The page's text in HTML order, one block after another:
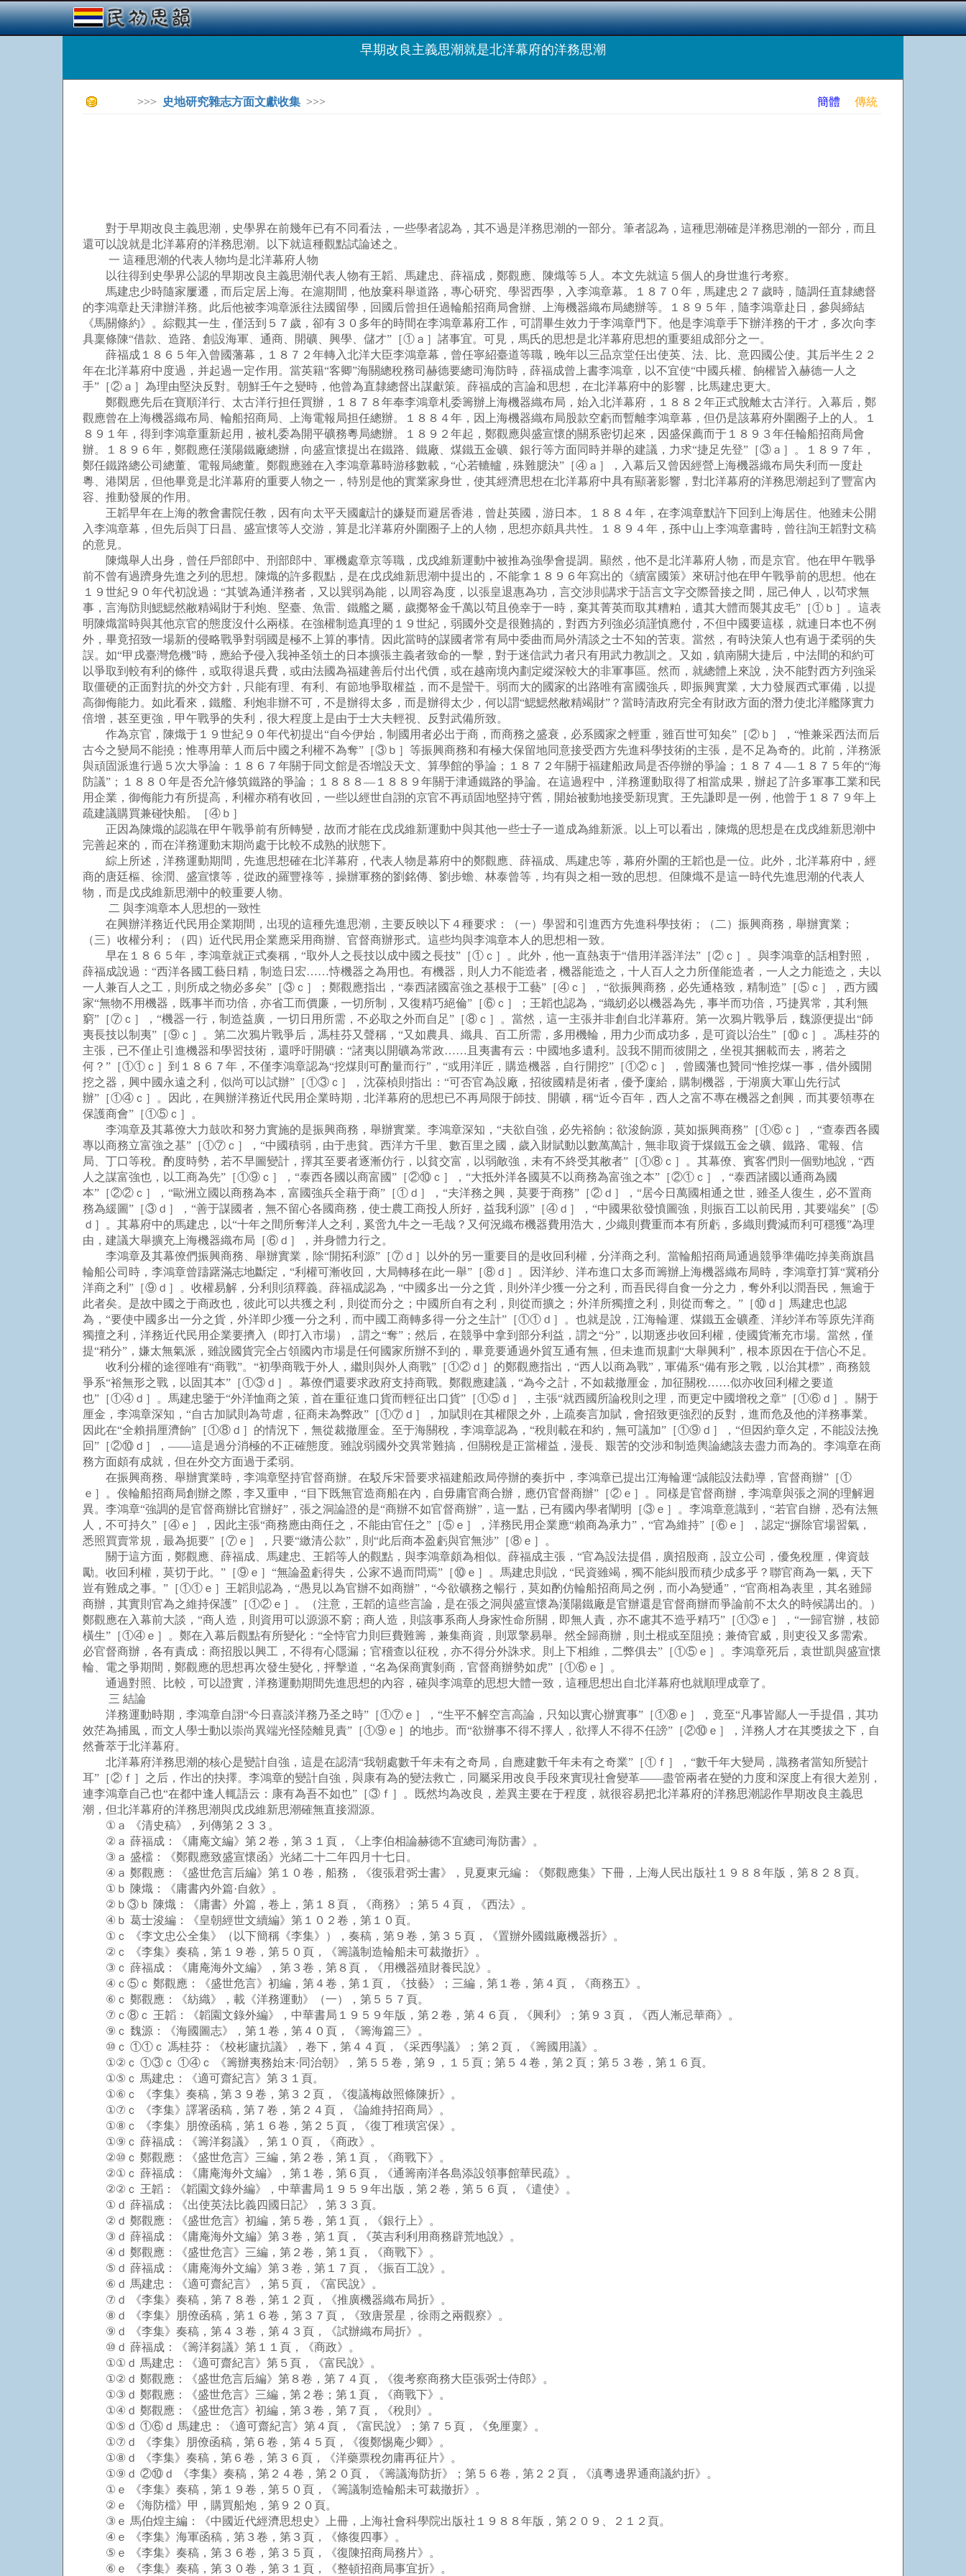
早期改良主義思潮就是北洋幕府的洋務思潮
>>> 史地研究雜志方面文獻收集 >>> 簡體 傳統
對于早期改良主義思潮，史學界在前幾年已有不同看法，一些學者認為，其不過是洋務思潮的一部分。筆者認為，這種思潮確是洋務思潮的一部分，而且
還可以說就是北洋幕府的洋務思潮。以下就這種觀點試論述之。
一 這種思潮的代表人物均是北洋幕府人物
以往得到史學界公認的早期改良主義思潮代表人物有王韜、馬建忠、薛福成，鄭觀應、陳熾等５人。本文先就這５個人的身世進行考察。
馬建忠少時隨家屢遷，而后定居上海。在滬期間，他放棄科舉道路，專心研究、學習西學，入李鴻章幕。１８７０年，馬建忠２７歲時，隨調任直隸總督
的李鴻章赴天津辦洋務。此后他被李鴻章派往法國留學，回國后曾担任過輪船招商局會辦、上海機器織布局總辦等。１８９５年，隨李鴻章赴日，參與締結
《馬關條約》。綜觀其一生，僅活到５７歲，卻有３０多年的時間在李鴻章幕府工作，可謂畢生效力于李鴻章門下。他是李鴻章手下辦洋務的干才，多次向李
具稟條陳“借款、造路、創設海軍、通商、開礦、興學、儲才”［①ａ］諸事宜。可見，馬氏的思想是北洋幕府思想的重要組成部分之一。
薛福成１８６５年入曾國藩幕，１８７２年轉入北洋大臣李鴻章幕，曾任寧紹臺道等職，晚年以三品京堂任出使英、法、比、意四國公使。其后半生２２
年在北洋幕府中度過，并起過一定作用。當英籍“客卿”海關總稅務司赫德要總司海防時，薛福成曾上書李鴻章，以不宜使“中國兵權、餉權皆入赫德一人之
手”［②ａ］為理由堅決反對。朝鮮壬午之變時，他曾為直隸總督出謀獻策。薛福成的言論和思想，在北洋幕府中的影響，比馬建忠更大。
鄭觀應先后在寶順洋行、太古洋行担任買辦，１８７８年奉李鴻章札委籌辦上海機器織布局，始入北洋幕府，１８８２年正式脫離太古洋行。入幕后，鄭
觀應曾在上海機器織布局、輪船招商局、上海電報局担任總辦。１８８４年，因上海機器織布局股款空虧而暫離李鴻章幕，但仍是該幕府外圍圈子上的人。１
８９１年，得到李鴻章重新起用，被札委為開平礦務粵局總辦。１８９２年起，鄭觀應與盛宣懷的關系密切起來，因盛保薦而于１８９３年任輪船招商局會
辦。１８９６年，鄭觀應任漢陽鐵廠總辦，向盛宣懷提出在鐵路、鐵廠、煤鐵五金礦、銀行等方面同時并舉的建議，力求“捷足先登”［③ａ］。１８９７年，
鄭任鐵路總公司總董、電報局總董。鄭觀應雖在入李鴻章幕時游移數載，“心若轆轤，殊難臆決”［④ａ］，入幕后又曾因經營上海機器織布局失利而一度赴
粵、港閑居，但他畢竟是北洋幕府的重要人物之一，特別是他的實業家身世，使其經濟思想在北洋幕府中具有顯著影響，對北洋幕府的洋務思潮起到了豐富內
容、推動發展的作用。
王韜早年在上海的教會書院任教，因有向太平天國獻計的嫌疑而避居香港，曾赴英國，游日本。１８８４年，在李鴻章默許下回到上海居住。他雖未公開
入李鴻章幕，但先后與丁日昌、盛宣懷等人交游，算是北洋幕府外圍圈子上的人物，思想亦頗具共性。１８９４年，孫中山上李鴻章書時，曾往詢王韜對文稿
的意見。
陳熾舉人出身，曾任戶部郎中、刑部郎中、軍機處章京等職，戊戌維新運動中被推為強學會提調。顯然，他不是北洋幕府人物，而是京官。他在甲午戰爭
前不曾有過躋身先進之列的思想。陳熾的許多觀點，是在戊戌維新思潮中提出的，不能拿１８９６年寫出的《續富國策》來研討他在甲午戰爭前的思想。他在
１９世紀９０年代初說過：“其號為通洋務者，又以巽弱為能，以周容為度，以張皇退惠為功，言交涉則講求于語言文字交際晉接之間，屈己伸人，以茍求無
事，言海防則鰓鰓然敝精竭財于利炮、堅臺、魚雷、鐵艦之屬，歲擲帑金千萬以茍且僥幸于一時，棄其菁英而取其糟粕，遺其大體而襲其皮毛”［①ｂ］。這表
明陳熾當時與其他京官的態度沒什么兩樣。在強權制造真理的１９世紀，弱國外交是很難搞的，對西方列強必須謹慎應付，不但中國要這樣，就連日本也不例
外，畢竟招致一場新的侵略戰爭對弱國是極不上算的事情。因此當時的謀國者常有局中委曲而局外清談之士不知的苦衷。當然，有時決策人也有過于柔弱的失
誤。如“甲戌臺灣危機”時，應給予侵入我神圣領土的日本擴張主義者致命的一擊，對于迷信武力者只有用武力教訓之。又如，鎮南關大捷后，中法間的和約可
以爭取到較有利的條件，或取得退兵費，或由法國為福建善后付出代價，或在越南境內劃定縱深較大的非軍事區。然而，就總體上來說，決不能對西方列強采
取僵硬的正面對抗的外交方針，只能有理、有利、有節地爭取權益，而不是蠻干。弱而大的國家的出路唯有富國強兵，即振興實業，大力發展西式軍備，以提
高御侮能力。如此看來，鐵艦、利炮非辦不可，不是辦得太多，而是辦得太少，何以謂“鰓鰓然敝精竭財”？當時清政府完全有財政方面的潛力使北洋艦隊實力
倍增，甚至更強，甲午戰爭的失利，很大程度上是由于士大夫輕視、反對武備所致。
作為京官，陳熾于１９世紀９０年代初提出“自今伊始，制國用者必出于商，而商務之盛衰，必系國家之輕重，雖百世可知矣”［②ｂ］，“惟兼采西法而后
古今之變局不能撓；惟專用華人而后中國之利權不為奪”［③ｂ］等振興商務和有極大保留地同意接受西方先進科學技術的主張，是不足為奇的。此前，洋務派
與頑固派進行過５次大爭論：１８６７年關于同文館是否增設天文、算學館的爭論；１８７２年關于福建船政局是否停辦的爭論；１８７４—１８７５年的“海
防議”；１８８０年是否允許修筑鐵路的爭論；１８８８—１８８９年關于津通鐵路的爭論。在這過程中，洋務運動取得了相當成果，辦起了許多軍事工業和民
用企業，御侮能力有所提高，利權亦稍有收回，一些以經世自詡的京官不再頑固地堅持守舊，開始被動地接受新現實。王先謙即是一例，他曾于１８７９年上
疏建議購買兼碰快船。［④ｂ］
正因為陳熾的認識在甲午戰爭前有所轉變，故而才能在戊戌維新運動中與其他一些士子一道成為維新派。以上可以看出，陳熾的思想是在戊戌維新思潮中
完善起來的，而在洋務運動末期尚處于比較不成熟的狀態下。
綜上所述，洋務運動期間，先進思想確在北洋幕府，代表人物是幕府中的鄭觀應、薛福成、馬建忠等，幕府外圍的王韜也是一位。此外，北洋幕府中，經
商的唐廷樞、徐潤、盛宣懷等，從政的羅豐祿等，操辦軍務的劉銘傳、劉步蟾、林泰曾等，均有與之相一致的思想。但陳熾不是這一時代先進思潮的代表人
物，而是戊戌維新思潮中的較重要人物。
二 與李鴻章本人思想的一致性
在興辦洋務近代民用企業期間，出現的這種先進思潮，主要反映以下４種要求：（一）學習和引進西方先進科學技術；（二）振興商務，舉辦實業；
（三）收權分利；（四）近代民用企業應采用商辦、官督商辦形式。這些均與李鴻章本人的思想相一致。
早在１８６５年，李鴻章就正式奏稱，“取外人之長技以成中國之長技”［①ｃ］。此外，他一直熱衷于“借用洋器洋法”［②ｃ］。與李鴻章的話相對照，
薛福成說過：“西洋各國工藝日精，制造日宏……恃機器之為用也。有機器，則人力不能造者，機器能造之，十人百人之力所僅能造者，一人之力能造之，夫以
一人兼百人之工，則所成之物必多矣”［③ｃ］；鄭觀應指出，“泰西諸國富強之基根于工藝”［④ｃ］，“欲振興商務，必先通格致，精制造”［⑤ｃ］，西方國
家“無物不用機器，既事半而功倍，亦省工而價廉，一切所制，又復精巧絕倫”［⑥ｃ］；王韜也認為，“織紉必以機器為先，事半而功倍，巧捷異常，其利無
窮”［⑦ｃ］，“機器一行，制造益廣，一切日用所需，不必取之外而自足”［⑧ｃ］。當然，這一主張并非創自北洋幕府。第一次鴉片戰爭后，魏源便提出“師
夷長技以制夷”［⑨ｃ］。第二次鴉片戰爭后，馮桂芬又聲稱，“又如農具、織具、百工所需，多用機輪，用力少而成功多，是可資以治生”［⑩ｃ］。馮桂芬的
主張，已不僅止引進機器和學習技術，還呼吁開礦：“諸夷以開礦為常政……且夷書有云：中國地多遺利。設我不開而彼開之，坐視其捆載而去，將若之
何？”［①①ｃ］到１８６７年，不僅李鴻章認為“挖煤則可酌量而行”，“或用洋匠，購造機器，自行開挖”［①②ｃ］，曾國藩也贊同“惟挖煤一事，借外國開
挖之器，興中國永遠之利，似尚可以試辦”［①③ｃ］，沈葆楨則指出：“可否官為設廠，招彼國精是術者，優予廩給，購制機器，于湖廣大軍山先行試
辦”［①④ｃ］。因此，在興辦洋務近代民用企業時期，北洋幕府的思想已不再局限于師技、開礦，稱“近今百年，西人之富不專在機器之創興，而其要領專在
保護商會”［①⑤ｃ］。
李鴻章及其幕僚大力鼓吹和努力實施的是振興商務，舉辦實業。李鴻章深知，“夫欲自強，必先裕餉；欲浚餉源，莫如振興商務”［①⑥ｃ］，“查泰西各國
專以商務立富強之基”［①⑦ｃ］，“中國積弱，由于患貧。西洋方千里、數百里之國，歲入財賦動以數萬萬計，無非取資于煤鐵五金之礦、鐵路、電報、信
局、丁口等稅。酌度時勢，若不早圖變計，擇其至要者逐漸仿行，以貧交富，以弱敵強，未有不終受其敝者”［①⑧ｃ］。其幕僚、賓客們則一個勁地說，“西
人之謀富強也，以工商為先”［①⑨ｃ］，“泰西各國以商富國”［②⑩ｃ］，“大抵外洋各國莫不以商務為富強之本”［②①ｃ］，“泰西諸國以通商為國
本”［②②ｃ］，“歐洲立國以商務為本，富國強兵全藉于商”［①ｄ］，“夫洋務之興，莫要于商務”［②ｄ］，“居今日萬國相通之世，雖圣人復生，必不置商
務為緩圖”［③ｄ］，“善于謀國者，無不留心各國商務，使士農工商投人所好，益我利源”［④ｄ］，“中國果欲發憤圖強，則振百工以前民用，其要端矣”［⑤
ｄ］。其幕府中的馬建忠，以“十年之間所奪洋人之利，奚啻九牛之一毛哉？又何況織布機器費用浩大，少織則費重而本有所虧，多織則費減而利可穩獲”為理
由，建議大舉擴充上海機器織布局［⑥ｄ］，并身體力行之。
李鴻章及其幕僚們振興商務、舉辦實業，除“開拓利源”［⑦ｄ］以外的另一重要目的是收回利權，分洋商之利。當輪船招商局通過競爭準備吃掉美商旗昌
輪船公司時，李鴻章曾躊躇滿志地斷定，“利權可漸收回，大局轉移在此一舉”［⑧ｄ］。因洋紗、洋布進口太多而籌辦上海機器織布局時，李鴻章打算“冀稍分
洋商之利”［⑨ｄ］。收權易解，分利則須釋義。薛福成認為，“中國多出一分之貨，則外洋少獲一分之利，而吾民得自食一分之力，奪外利以潤吾民，無逾于
此者矣。是故中國之于商政也，彼此可以共獲之利，則從而分之；中國所自有之利，則從而擴之；外洋所獨擅之利，則從而奪之。”［⑩ｄ］馬建忠也認
為，“要使中國多出一分之貨，外洋即少獲一分之利，而中國工商轉多得一分之生計”［①①ｄ］。也就是說，江海輪運、煤鐵五金礦產、洋紗洋布等原先洋商
獨擅之利，洋務近代民用企業要擠入（即打入市場），謂之“奪”；然后，在競爭中拿到部分利益，謂之“分”，以期逐步收回利權，使國貨漸充市場。當然，僅
提“稍分”，嫌太無氣派，雖說國貨完全占領國內市場是任何國家所辦不到的，畢竟要通過外貿互通有無，但未進而規劃“大舉興利”，根本原因在于信心不足。
收利分權的途徑唯有“商戰”。“初學商戰于外人，繼則與外人商戰”［①②ｄ］的鄭觀應指出，“西人以商為戰”，軍備系“備有形之戰，以治其標”，商務競
爭系“裕無形之戰，以固其本”［①③ｄ］。幕僚們還要求政府支持商戰。鄭觀應建議，“為今之計，不如裁撤厘金，加征關稅……似亦收回利權之要道
也”［①④ｄ］。馬建忠鑒于“外洋恤商之策，首在重征進口貨而輕征出口貨”［①⑤ｄ］，主張“就西國所論稅則之理，而更定中國增稅之章”［①⑥ｄ］。關于
厘金，李鴻章深知，“自古加賦則為苛虐，征商未為弊政”［①⑦ｄ］，加賦則在其權限之外，上疏奏言加賦，會招致更強烈的反對，進而危及他的洋務事業。
因此在“全賴捐厘濟餉”［①⑧ｄ］的情況下，無從裁撤厘金。至于海關稅，李鴻章認為，“稅則載在和約，無可議加”［①⑨ｄ］，“但因約章久定，不能設法挽
回”［②⑩ｄ］，——這是過分消極的不正確態度。雖說弱國外交異常難搞，但關稅是正當權益，漫長、艱苦的交涉和制造輿論總該去盡力而為的。李鴻章在商
務方面頗有成就，但在外交方面過于柔弱。
在振興商務、舉辦實業時，李鴻章堅持官督商辦。在駁斥宋晉要求福建船政局停辦的奏折中，李鴻章已提出江海輪運“誠能設法勸導，官督商辦”［①
ｅ］。俟輪船招商局創辦之際，李又重申，“目下既無官造商船在內，自毋庸官商合辦，應仍官督商辦”［②ｅ］。同樣是官督商辦，李鴻章與張之洞的理解迥
異。李鴻章“強調的是官督商辦比官辦好”，張之洞論證的是“商辦不如官督商辦”，這一點，已有國內學者闡明［③ｅ］。李鴻章意識到，“若官自辦，恐有法無
人，不可持久”［④ｅ］，因此主張“商務應由商任之，不能由官任之”［⑤ｅ］，洋務民用企業應“賴商為承力”，“官為維持”［⑥ｅ］，認定“摒除官場習氣，
悉照買賣常規，最為扼要”［⑦ｅ］，只要“繳清公款”，則“此后商本盈虧與官無涉”［⑧ｅ］。
關于這方面，鄭觀應、薛福成、馬建忠、王韜等人的觀點，與李鴻章頗為相似。薛福成主張，“官為設法提倡，廣招殷商，設立公司，優免稅厘，俾資鼓
勵。收回利權，莫切于此。”［⑨ｅ］“無論盈虧得失，公家不過而問焉”［⑩ｅ］。馬建忠則說，“民資雖竭，獨不能糾股而積少成多乎？聯官商為一氣，天下
豈有難成之事。”［①①ｅ］王韜則認為，“愚見以為官辦不如商辦”，“今欲礦務之暢行，莫如酌仿輪船招商局之例，而小為變通”，“官商相為表里，其名雖歸
商辦，其實則官為之維持保護”［①②ｅ］。（注意，王韜的這些言論，是在張之洞與盛宣懷為漢陽鐵廠是官辦還是官督商辦而爭論前不太久的時候講出的。）
鄭觀應在入幕前大談，“商人造，則資用可以源源不窮；商人造，則該事系商人身家性命所關，即無人責，亦不慮其不造乎精巧”［①③ｅ］，“一歸官辦，枝節
橫生”［①④ｅ］。鄭在入幕后觀點有所變化：“全恃官力則巨費難籌，兼集商資，則眾擎易舉。然全歸商辦，則土棍或至阻撓；兼倚官威，則吏役又多需索。
必官督商辦，各有責成：商招股以興工，不得有心隱漏；官稽查以征稅，亦不得分外誅求。則上下相維，二弊俱去”［①⑤ｅ］。李鴻章死后，袁世凱與盛宣懷
輪、電之爭期間，鄭觀應的思想再次發生變化，抨擊道，“名為保商實剝商，官督商辦勢如虎”［①⑥ｅ］。
通過對照、比較，可以證實，洋務運動期間先進思想的內容，確與李鴻章的思想大體一致，這種思想出自北洋幕府也就順理成章了。
三 結論
洋務運動時期，李鴻章自詡“今日喜談洋務乃圣之時”［①⑦ｅ］，“生平不解空言高論，只知以實心辦實事”［①⑧ｅ］，竟至“凡事皆鄙人一手提倡，其功
效茫為捕風，而文人學士動以崇尚異端光怪陸離見責”［①⑨ｅ］的地步。而“欲辦事不得不擇人，欲擇人不得不任謗”［②⑩ｅ］，洋務人才在其獎拔之下，自
然薈萃于北洋幕府。
北洋幕府洋務思潮的核心是變計自強，這是在認清“我朝處數千年未有之奇局，自應建數千年未有之奇業”［①ｆ］，“數千年大變局，識務者當知所變計
耳”［②ｆ］之后，作出的抉擇。李鴻章的變計自強，與康有為的變法救亡，同屬采用改良手段來實現社會變革——盡管兩者在變的力度和深度上有很大差別，
連李鴻章自己也“在都中逢人輒語云：康有為吾不如也”［③ｆ］。既然均為改良，差異主要在于程度，就很容易把北洋幕府的洋務思潮認作早期改良主義思
潮，但北洋幕府的洋務思潮與戊戌維新思潮確無直接淵源。
①ａ 《清史稿》，列傳第２３３。
②ａ 薛福成：《庸庵文編》第２卷，第３１頁，《上李伯相論赫德不宜總司海防書》。
③ａ 盛檔：《鄭觀應致盛宣懷函》光緒二十二年四月十七日。
④ａ 鄭觀應：《盛世危言后編》第１０卷，船務，《復張君弼士書》，見夏東元編：《鄭觀應集》下冊，上海人民出版社１９８８年版，第８２８頁。
①ｂ 陳熾：《庸書內外篇·自敘》。
②ｂ③ｂ 陳熾：《庸書》外篇，卷上，第１８頁，《商務》；第５４頁，《西法》。
④ｂ 葛士浚編：《皇朝經世文續編》第１０２卷，第１０頁。
①ｃ 《李文忠公全集》（以下簡稱《李集》），奏稿，第９卷，第３５頁，《置辦外國鐵廠機器折》。
②ｃ 《李集》奏稿，第１９卷，第５０頁，《籌議制造輪船未可裁撤折》。
③ｃ 薛福成：《庸庵海外文編》，第３卷，第８頁，《用機器殖財養民說》。
④ｃ⑤ｃ 鄭觀應：《盛世危言》初編，第４卷，第１頁，《技藝》；三編，第１卷，第４頁，《商務五》。
⑥ｃ 鄭觀應：《紡織》，載《洋務運動》（一），第５５７頁。
⑦ｃ⑧ｃ 王韜：《韜園文錄外編》，中華書局１９５９年版，第２卷，第４６頁，《興利》；第９３頁，《西人漸忌華商》。
⑨ｃ 魏源：《海國圖志》，第１卷，第４０頁，《籌海篇三》。
⑩ｃ ①①ｃ 馮桂芬：《校彬廬抗議》，卷下，第４４頁，《采西學議》；第２頁，《籌國用議》。
①②ｃ ①③ｃ ①④ｃ 《籌辦夷務始末·同治朝》，第５５卷，第９，１５頁；第５４卷，第２頁；第５３卷，第１６頁。
①⑤ｃ 馬建忠：《適可齋紀言》第３１頁。
①⑥ｃ 《李集》奏稿，第３９卷，第３２頁，《復議梅啟照條陳折》。
①⑦ｃ 《李集》譯署函稿，第７卷，第２４頁，《論維持招商局》。
①⑧ｃ 《李集》朋僚函稿，第１６卷，第２５頁，《復丁稚璜宮保》。
①⑨ｃ 薛福成：《籌洋芻議》，第１０頁，《商政》。
②⑩ｃ 鄭觀應：《盛世危言》三編，第２卷，第１頁，《商戰下》。
②①ｃ 薛福成：《庸庵海外文編》，第１卷，第６頁，《通籌南洋各島添設領事館華民疏》。
②②ｃ 王韜：《韜園文錄外編》，中華書局１９５９年出版，第２卷，第５６頁，《遣使》。
①ｄ 薛福成：《出使英法比義四國日記》，第３３頁。
②ｄ 鄭觀應：《盛世危言》初編，第５卷，第１頁，《銀行上》。
③ｄ 薛福成：《庸庵海外文編》第３卷，第１頁，《英吉利利用商務辟荒地說》。
④ｄ 鄭觀應：《盛世危言》三編，第２卷，第１頁，《商戰下》。
⑤ｄ 薛福成：《庸庵海外文編》第３卷，第１７頁，《振百工說》。
⑥ｄ 馬建忠：《適可齋紀言》，第５頁，《富民說》。
⑦ｄ 《李集》奏稿，第７８卷，第１２頁，《推廣機器織布局折》。
⑧ｄ 《李集》朋僚函稿，第１６卷，第３７頁，《致唐景星，徐雨之兩觀察》。
⑨ｄ 《李集》奏稿，第４３卷，第４３頁，《試辦織布局折》。
⑩ｄ 薛福成：《籌洋芻議》第１１頁，《商政》。
①①ｄ 馬建忠：《適可齋紀言》第５頁，《富民說》。
①②ｄ 鄭觀應：《盛世危言后編》第８卷，第７４頁，《復考察商務大臣張弼士侍郎》。
①③ｄ 鄭觀應：《盛世危言》三編，第２卷；第１頁，《商戰下》。
①④ｄ 鄭觀應：《盛世危言》初編，第３卷，第７頁，《稅則》。
①⑤ｄ ①⑥ｄ 馬建忠：《適可齋紀言》第４頁，《富民說》；第７５頁，《免厘稟》。
①⑦ｄ 《李集》朋僚函稿，第６卷，第４５頁，《復鄭惕庵少卿》。
①⑧ｄ 《李集》奏稿，第６卷，第３６頁，《洋藥票稅勿庸再征片》。
①⑨ｄ ②⑩ｄ 《李集》奏稿，第２４卷，第２０頁，《籌議海防折》；第５６卷，第２２頁，《滇粵邊界通商議約折》。
①ｅ 《李集》奏稿，第１９卷，第５０頁，《籌議制造輪船未可裁撤折》。
②ｅ 《海防檔》甲，購買船炮，第９２０頁。
③ｅ 馬伯煌主編：《中國近代經濟思想史》上冊，上海社會科學院出版社１９８８年版，第２０９、２１２頁。
④ｅ 《李集》海軍函稿，第３卷，第３頁，《條復四事》。
⑤ｅ 《李集》奏稿，第３６卷，第３５頁，《復陳招商局務片》。
⑥ｅ 《李集》奏稿，第３０卷，第３１頁，《整頓招商局事宜折》。